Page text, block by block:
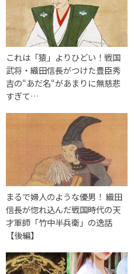
これは「猿」よりひどい！戦国
武将・織田信長がつけた豊臣秀
吉の“あだ名“があまりに無慈悲
すぎて…
まるで婦人のような優男！ 織田
信長が惚れ込んだ戦国時代の天
才軍師「竹中半兵衛」の逸話
【後編】